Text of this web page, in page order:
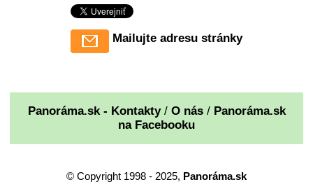
Mailujte adresu stránky
Panoráma.sk - Kontakty/ O nás/ Panoráma.sk
na Facebooku
© Copyright 1998 - 2025, Panoráma.sk